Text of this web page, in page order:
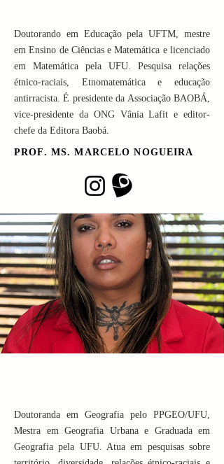
Doutorando em Educação pela UFTM, mestre
em Ensino de Ciências e Matemática e licenciado
em Matemática pela UFU. Pesquisa relações
étnico-raciais, Etnomatemática e educação
antirracista. É presidente da Associação BAOBÁ,
vice-presidente da ONG Vânia Lafit e editor-
chefe da Editora Baobá.
PROF. MS. MARCELO NOGUEIRA
Doutoranda em Geografia pelo PPGEO/UFU,
Mestra em Geografia Urbana e Graduada em
Geografia pela UFU. Atua em pesquisas sobre